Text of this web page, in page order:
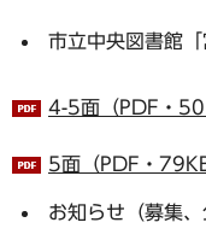
市立中央図書館
4-5面（PDF・
5面（PDF・79KB
お知らせ（募集、